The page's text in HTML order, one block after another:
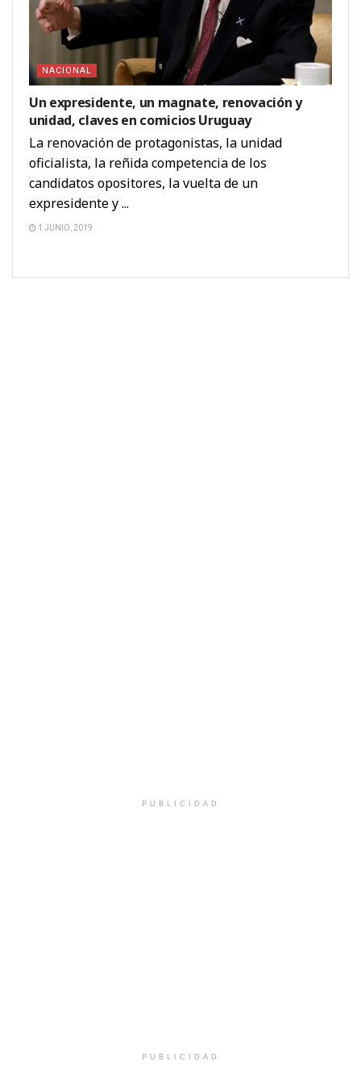
NACIONAL
Un expresidente, un magnate, renovación y
unidad, claves en comicios Uruguay
La renovación de protagonistas, la unidad
oficialista, la reñida competencia de los
candidatos opositores, la vuelta de un
expresidente y ...
1 JUNIO, 2019
PUBLICIDAD
PUBLICIDAD